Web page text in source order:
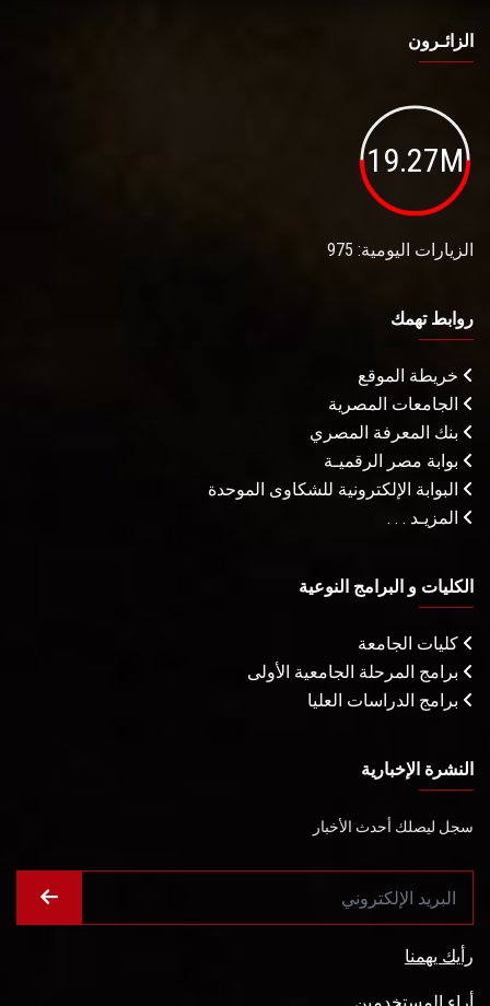
الزائـرون
19.27M
الزيارات اليومية: 975
روابط تهمك
خريطة الموقع
الجامعات المصرية
بنك المعرفة المصري
بوابة مصر الرقميـة
البوابة الإلكترونية للشكاوى الموحدة
المزيـد . . .
الكليات و البرامج النوعية
كليات الجامعة
برامج المرحلة الجامعية الأولى
برامج الدراسات العليا
النشرة الإخبارية
سجل ليصلك أحدث الأخبار
رأيك يهمنا